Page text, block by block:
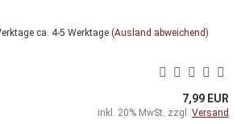
ca. 4-5 Werktage (Ausland abweichend)
7,99 EUR
inkl. 20% MwSt. zzgl. Versand